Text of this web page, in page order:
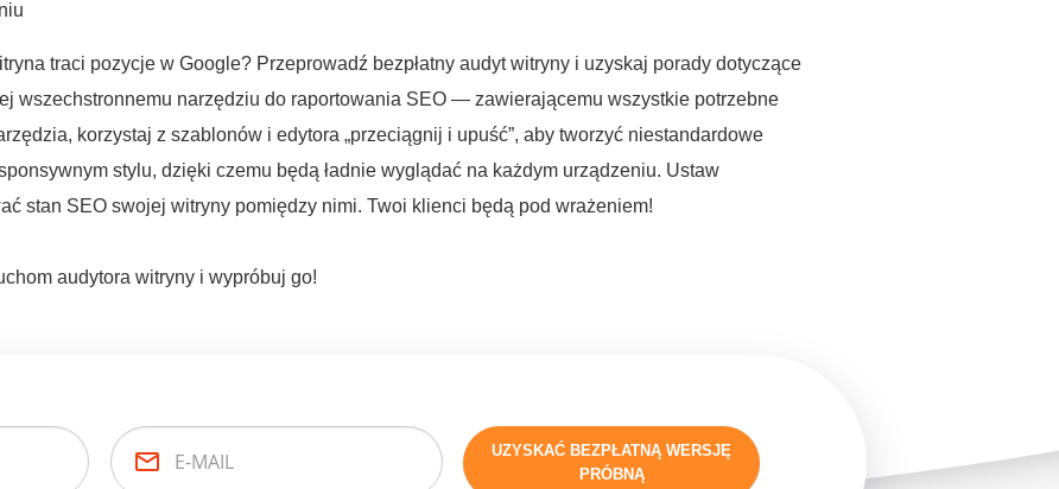
traci pozycje w Google? Przeprowadź bezpłatny audyt witryny i uzyskaj porady dotyczące
wszechstronnemu narzędziu do raportowania SEO — zawierającemu wszystkie potrzebne
korzystaj z szablonów i edytora „przeciągnij i upuść”, aby tworzyć niestandardowe
stylu, dzięki czemu będą ładnie wyglądać na każdym urządzeniu. Ustaw
stan SEO swojej witryny pomiędzy nimi. Twoi klienci będą pod wrażeniem!
audytora witryny i wypróbuj go!